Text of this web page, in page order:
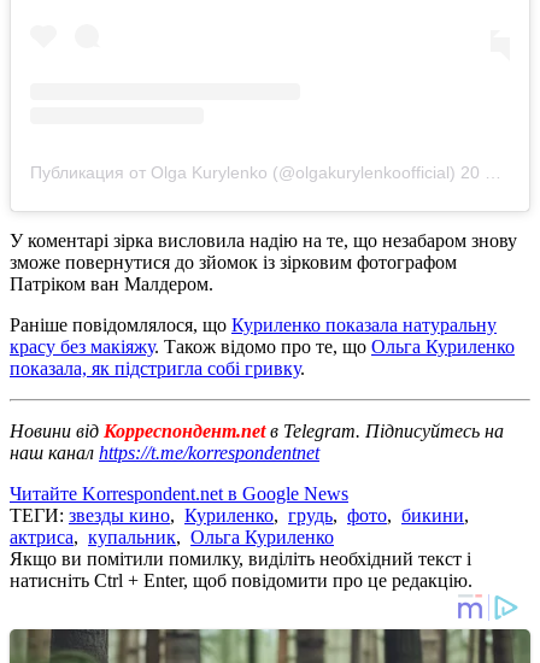
Публикация от Olga Kurylenko (@olgakurylenkoofficial) 20 Май 2020 в 7:03
У коментарі зірка висловила надію на те, що незабаром знову
зможе повернутися до зйомок із зірковим фотографом
Патріком ван Малдером.
Раніше повідомлялося, що Куриленко показала натуральну
красу без макіяжу. Також відомо про те, що Ольга Куриленко
показала, як підстригла собі гривку.
Новини від Корреспондент.netв Telegram. Підписуйтесь на
наш канал https://t.me/korrespondentnet
Читайте Korrespondent.net в Google News
ТЕГИ: звезды кино, Куриленко, грудь, фото, бикини,
актриса, купальник, Ольга Куриленко
Якщо ви помітили помилку, виділіть необхідний текст і
натисніть Ctrl + Enter, щоб повідомити про це редакцію.